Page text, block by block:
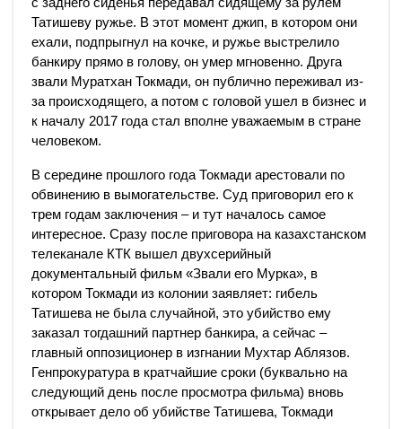
Татишеву ружье. В этот момент джип, в котором они
ехали, подпрыгнул на кочке, и ружье выстрелило
банкиру прямо в голову, он умер мгновенно. Друга
звали Муратхан Токмади, он публично переживал из-
за происходящего, а потом с головой ушел в бизнес и
к началу 2017 года стал вполне уважаемым в стране
человеком.
В середине прошлого года Токмади арестовали по
обвинению в вымогательстве. Суд приговорил его к
трем годам заключения – и тут началось самое
интересное. Сразу после приговора на казахстанском
телеканале КТК вышел двухсерийный
документальный фильм «Звали его Мурка», в
котором Токмади из колонии заявляет: гибель
Татишева не была случайной, это убийство ему
заказал тогдашний партнер банкира, а сейчас –
главный оппозиционер в изгнании Мухтар Аблязов.
Генпрокуратура в кратчайшие сроки (буквально на
следующий день после просмотра фильма) вновь
открывает дело об убийстве Татишева, Токмади